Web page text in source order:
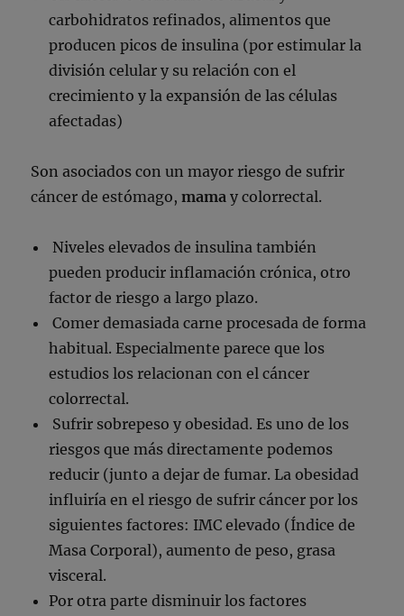
carbohidratos refinados, alimentos que
producen picos de insulina (por estimular la
división celular y su relación con el
crecimiento y la expansión de las células
afectadas)
Son asociados con un mayor riesgo de sufrir
cáncer de estómago, mama y colorrectal.
Niveles elevados de insulina también
pueden producir inflamación crónica, otro
factor de riesgo a largo plazo.
Comer demasiada carne procesada de forma
habitual. Especialmente parece que los
estudios los relacionan con el cáncer
colorrectal.
Sufrir sobrepeso y obesidad. Es uno de los
riesgos que más directamente podemos
reducir (junto a dejar de fumar. La obesidad
influiría en el riesgo de sufrir cáncer por los
siguientes factores: IMC elevado (Índice de
Masa Corporal), aumento de peso, grasa
visceral.
Por otra parte disminuir los factores